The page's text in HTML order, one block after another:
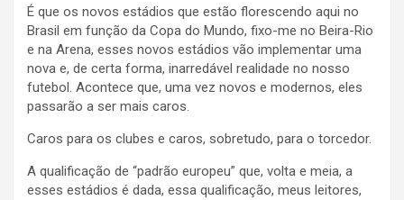
É que os novos estádios que estão florescendo aqui no
Brasil em função da Copa do Mundo, fixo-me no Beira-Rio
e na Arena, esses novos estádios vão implementar uma
nova e, de certa forma, inarredável realidade no nosso
futebol. Acontece que, uma vez novos e modernos, eles
passarão a ser mais caros.
Caros para os clubes e caros, sobretudo, para o torcedor.
A qualificação de “padrão europeu” que, volta e meia, a
esses estádios é dada, essa qualificação, meus leitores,